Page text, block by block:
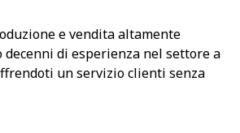
e vendita altamente
di esperienza nel settore a
un servizio clienti senza